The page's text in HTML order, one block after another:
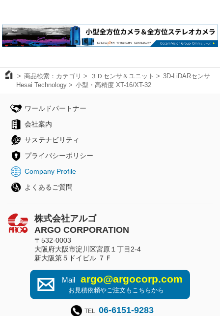
商品検索：カテゴリ ３Ｄセンサ＆ユニット
3D-LiDARセンサ
Hesai Technology
小型・高精度 XT-16/XT-32
ワールドパートナー
会社案内
サステナビリティ
プライバシーポリシー
Company Profile
よくあるご質問
株式会社アルゴ
ARGO CORPORATION
〒532-0003
大阪府大阪市淀川区宮原１丁目2-4
新大阪第５ドイビル ７Ｆ
Mail argo@argocorp.com
お見積依頼やご注文もこちらから
TEL 06-6151-9283